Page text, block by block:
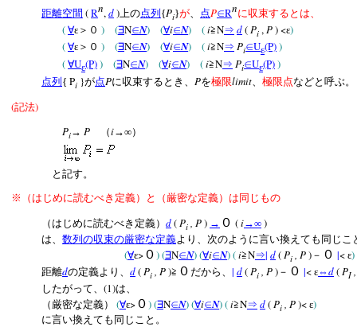
距離空間 (Rn,d)上の点列 {Pi}が、 点P∈Rnに収束するとは、
( ∀ε＞０ ) (∃N∈N) (∀i∈N) (i≧N⇒ d(Pi ,P) <ε)
( ∀ε＞０ ) (∃N∈N) (∀i∈N) (i≧N⇒ Pi∈Uε(P))
( ∀Uε(P)) (∃N∈N) (∀i∈N) (i≧N⇒ Pi∈Uε(P))
点列 { Pi }が点Pに収束するとき、 Pを極限limit 極限点などと呼ぶ。
(記法)
Pi→ P （i→∞）
と記す。
※（はじめに読むべき定義）と（厳密な定義）は同じもの
（はじめに読むべき定義） d(Pi , P) → ０ (i→∞ )
は、 数列の収束の厳密な定義より、次のように言い換えても同じこ
(∀ε>０) (∃N∈N)(∀i∈N)(i≧N⇒| d( Pi , P) － ０ |< ε)
距離dの定義より、 d(Pi , P)≧ ０ だから、 | d(Pi , P) － ０ |< ε ⇔ d(PI
したがって、 (1)は、
（厳密な定義）
(∀ε>０) (∃N∈N)(∀i∈N)(i≧N⇒ d(Pi , P)< ε)
に言い換えても同じこと。